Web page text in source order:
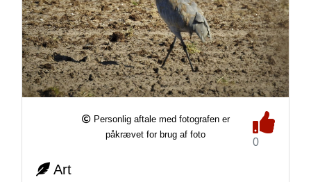
Personlig aftale med fotografen er
påkrævet for brug af foto
0
Art